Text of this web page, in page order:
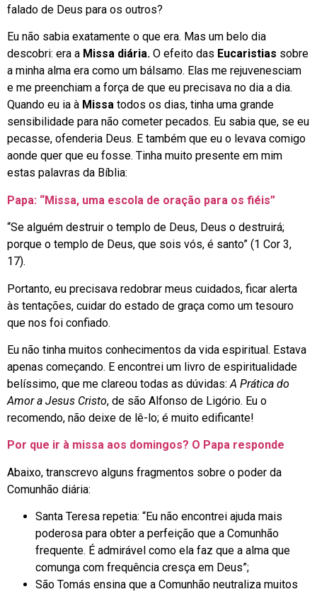
falado de Deus para os outros?
Eu não sabia exatamente o que era. Mas um belo dia
descobri: era a Missa diária. O efeito das Eucaristias sobre
a minha alma era como um bálsamo. Elas me rejuvenesciam
e me preenchiam a força de que eu precisava no dia a dia.
Quando eu ia à Missa todos os dias, tinha uma grande
sensibilidade para não cometer pecados. Eu sabia que, se eu
pecasse, ofenderia Deus. E também que eu o levava comigo
aonde quer que eu fosse. Tinha muito presente em mim
estas palavras da Bíblia:
Papa: “Missa, uma escola de oração para os fiéis”
“Se alguém destruir o templo de Deus, Deus o destruirá;
porque o templo de Deus, que sois vós, é santo” (1 Cor 3,
17).
Portanto, eu precisava redobrar meus cuidados, ficar alerta
às tentações, cuidar do estado de graça como um tesouro
que nos foi confiado.
Eu não tinha muitos conhecimentos da vida espiritual. Estava
apenas começando. E encontrei um livro de espiritualidade
belíssimo, que me clareou todas as dúvidas:A Prática do
Amor a Jesus Cristo, de são Alfonso de Ligório. Eu o
recomendo, não deixe de lê-lo; é muito edificante!
Por que ir à missa aos domingos? O Papa responde
Abaixo, transcrevo alguns fragmentos sobre o poder da
Comunhão diária:
Santa Teresa repetia: “Eu não encontrei ajuda mais
poderosa para obter a perfeição que a Comunhão
frequente. É admirável como ela faz que a alma que
comunga com frequência cresça em Deus”;
São Tomás ensina que a Comunhão neutraliza muitos